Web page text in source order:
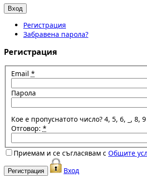
Регистрация
Забравена парола?
Регистрация
Email *
Парола
Кое е пропуснатото число? 4, 5, 6, _, 8, 9
Отговор: *
Приемам и се съгласявам с Общите
Вход